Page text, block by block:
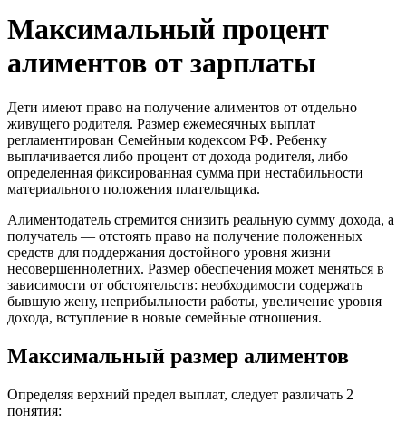
Максимальный процент
алиментов от зарплаты
Дети имеют право на получение алиментов от отдельно
живущего родителя. Размер ежемесячных выплат
регламентирован Семейным кодексом РФ. Ребенку
выплачивается либо процент от дохода родителя, либо
определенная фиксированная сумма при нестабильности
материального положения плательщика.
Алиментодатель стремится снизить реальную сумму дохода, а
получатель — отстоять право на получение положенных
средств для поддержания достойного уровня жизни
несовершеннолетних. Размер обеспечения может меняться в
зависимости от обстоятельств: необходимости содержать
бывшую жену, неприбыльности работы, увеличение уровня
дохода, вступление в новые семейные отношения.
Максимальный размер алиментов
Определяя верхний предел выплат, следует различать 2
понятия: